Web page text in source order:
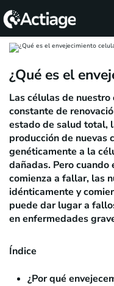
CONSULTA
CONOCE
ACTIAGE
RECURSOS
¿Qué es el
Las células de
constante de
estado de salud total,
producción de nuevas
genéticamente a la
dañadas. Pero
comienza a fallar, las
idénticamente y
puede dar lugar a
en enfermedades
Índice
¿Por qué